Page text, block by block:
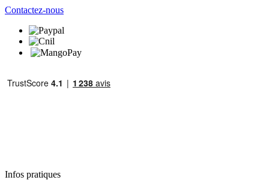
Contactez-nous
Infos pratiques